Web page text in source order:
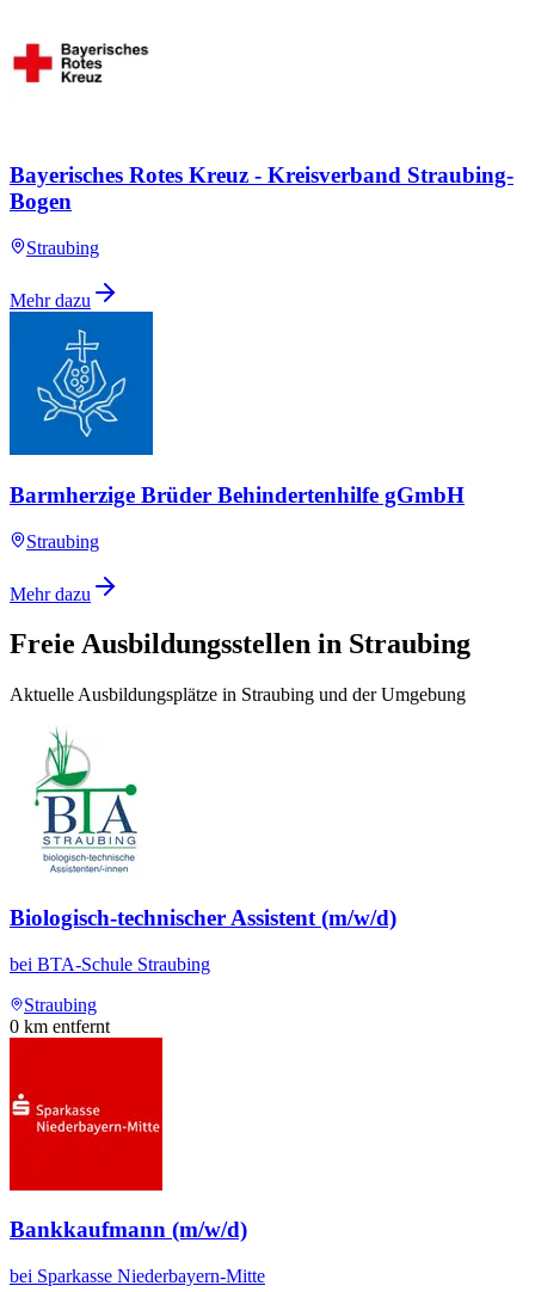
Bayerisches Rotes Kreuz - Kreisverband Straubing-
Bogen
Straubing
Mehr dazu
Barmherzige Brüder Behindertenhilfe gGmbH
Straubing
Mehr dazu
Freie Ausbildungsstellen in Straubing
Aktuelle Ausbildungsplätze in Straubing und der Umgebung
Biologisch-technischer Assistent (m/w/d)
bei BTA-Schule Straubing
Straubing
0 km entfernt
Bankkaufmann (m/w/d)
bei Sparkasse Niederbayern-Mitte